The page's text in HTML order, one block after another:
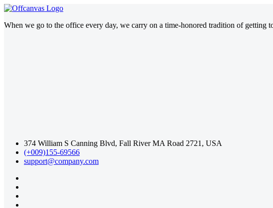
When we go to the office every day, we carry on a time-honored tradition of getting
374 William S Canning Blvd, Fall River MA Road 2721, USA
(+009)155-69566
support@company.com